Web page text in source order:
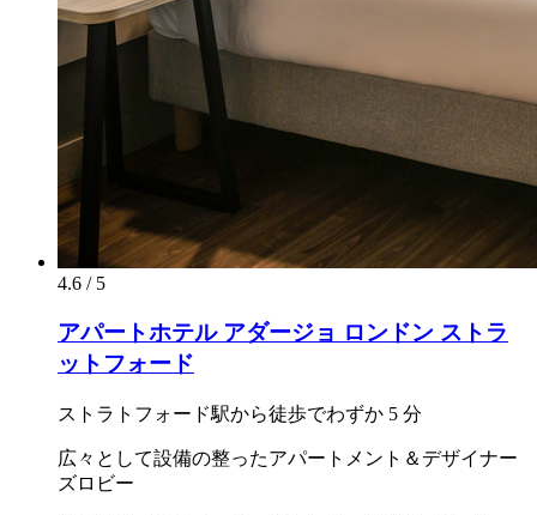
4.6 / 5
アパートホテル アダージョ ロンドン ストラ
ットフォード
ストラトフォード駅から徒歩でわずか 5 分
広々として設備の整ったアパートメント＆デザイナー
ズロビー